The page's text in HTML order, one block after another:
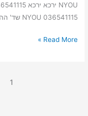
036541115 NYOU שד' ההסתדרות 248 קרית אתא
Read More »
1